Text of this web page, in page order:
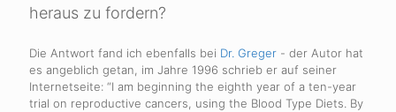
heraus zu fordern?
Die Antwort fand ich ebenfalls bei Dr. Greger - der Autor hat
es angeblich getan, im Jahre 1996 schrieb er auf seiner
Internetseite: “I am beginning the eighth year of a ten-year
trial on reproductive cancers, using the Blood Type Diets. By